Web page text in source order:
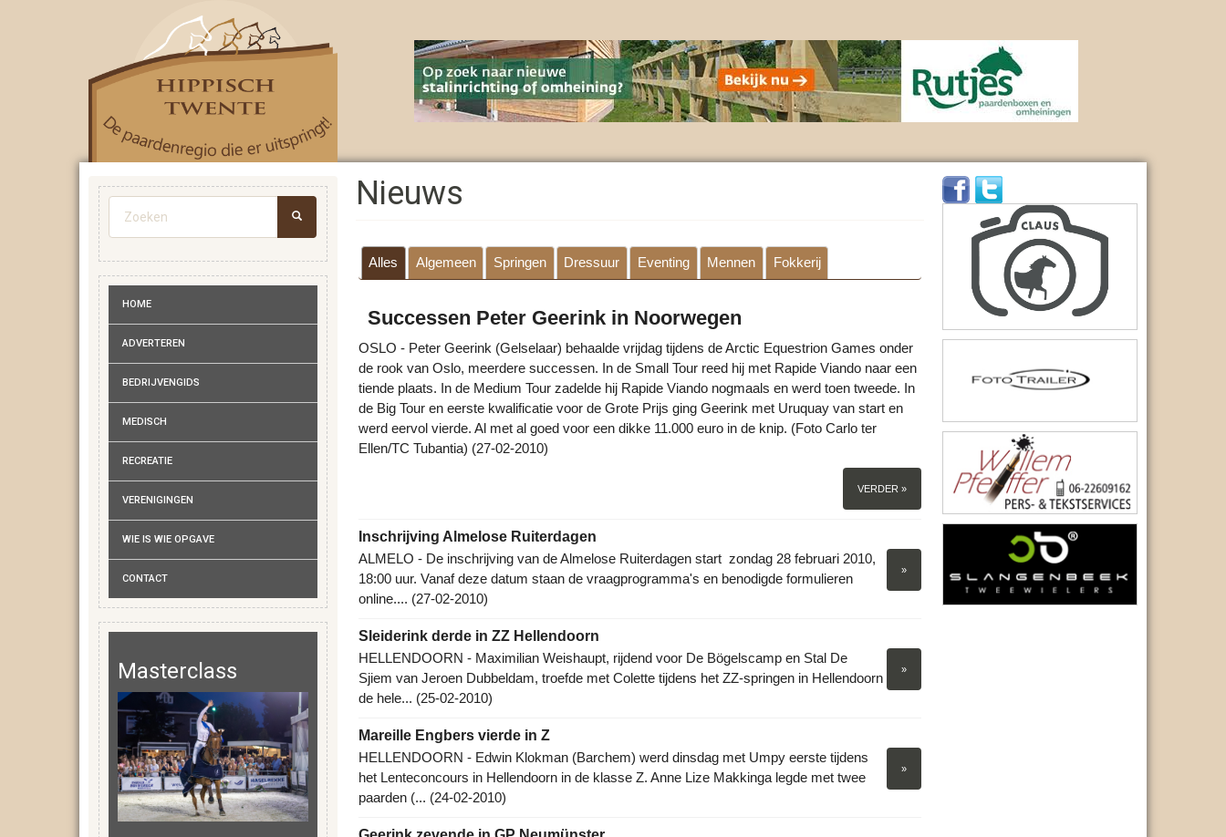
Zoekveld
HOME
ADVERTEREN
BEDRIJVENGIDS
MEDISCH
RECREATIE
VERENIGINGEN
WIE IS WIE OPGAVE
CONTACT
Masterclass
Nieuws
Alles Algemeen Springen Dressuur Eventing Mennen Fokkerij
Successen Peter Geerink in Noorwegen
OSLO - Peter Geerink (Gelselaar) behaalde vrijdag tijdens de Arctic Equestrion Games onder
de rook van Oslo, meerdere successen. In de Small Tour reed hij met Rapide Viando naar een
tiende plaats. In de Medium Tour zadelde hij Rapide Viando nogmaals en werd toen tweede. In
de Big Tour en eerste kwalificatie voor de Grote Prijs ging Geerink met Uruquay van start en
werd eervol vierde. Al met al goed voor een dikke 11.000 euro in de knip. (Foto Carlo ter
Ellen/TC Tubantia) (27-02-2010)
VERDER »
Inschrijving Almelose Ruiterdagen
»
ALMELO - De inschrijving van de Almelose Ruiterdagen start zondag 28 februari 2010,
18:00 uur. Vanaf deze datum staan de vraagprogramma's en benodigde formulieren
online.... (27-02-2010)
Sleiderink derde in ZZ Hellendoorn
»
HELLENDOORN - Maximilian Weishaupt, rijdend voor De Bögelscamp en Stal De
Sjiem van Jeroen Dubbeldam, troefde met Colette tijdens het ZZ-springen in Hellendoorn
de hele... (25-02-2010)
Mareille Engbers vierde in Z
»
HELLENDOORN - Edwin Klokman (Barchem) werd dinsdag met Umpy eerste tijdens
het Lenteconcours in Hellendoorn in de klasse Z. Anne Lize Makkinga legde met twee
paarden (... (24-02-2010)